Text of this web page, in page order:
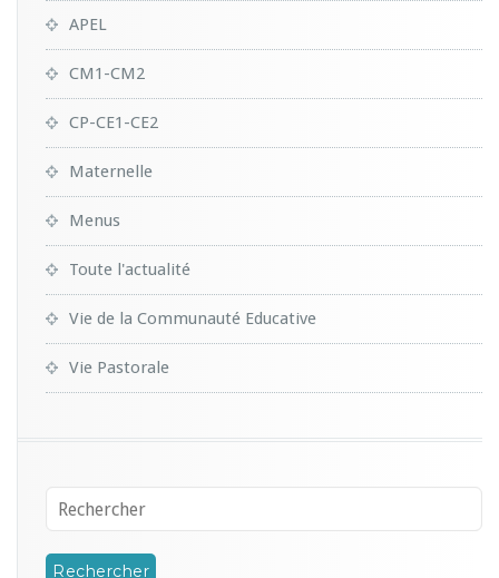
APEL
CM1-CM2
CP-CE1-CE2
Maternelle
Menus
Toute l'actualité
Vie de la Communauté Educative
Vie Pastorale